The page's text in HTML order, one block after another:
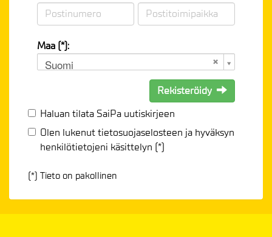
Maa (*):
Suomi
Rekisteröidy
Haluan tilata SaiPa uutiskirjeen
Olen lukenuttietosuojaselosteen ja hyväksyn
henkilötietojeni käsittelyn (*)
(*) Tieto on pakollinen